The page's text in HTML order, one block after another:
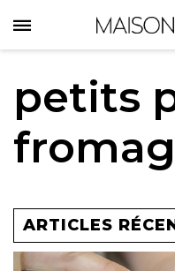
to
main
petits
ARTICLES